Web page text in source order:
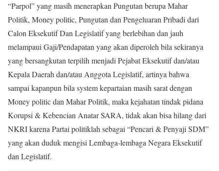
“Parpol” yang masih menerapkan Pungutan berupa Mahar
Politik, Money politic, Pungutan dan Pengeluaran Pribadi dari
Calon Eksekutif Dan Legislatif yang berlebihan dan jauh
melampaui Gaji/Pendapatan yang akan diperoleh bila sekiranya
yang bersangkutan terpilih menjadi Pejabat Eksekutif dan/atau
Kepala Daerah dan/atau Anggota Legislatif, artinya bahwa
sampai kapanpun bila system kepartaian masih sarat dengan
Money politic dan Mahar Politik, maka kejahatan tindak pidana
Korupsi & Kebencian Anatar SARA, tidak akan bisa hilang dari
NKRI karena Partai politiklah sebagai “Pencari & Penyaji SDM”
yang akan duduk mengisi Lembaga-lembaga Negara Eksekutif
dan Legislatif.